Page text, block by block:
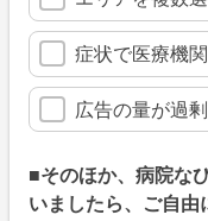
症状で医療機
広告の量が過
■そのほか、病院な
いましたら、ご自